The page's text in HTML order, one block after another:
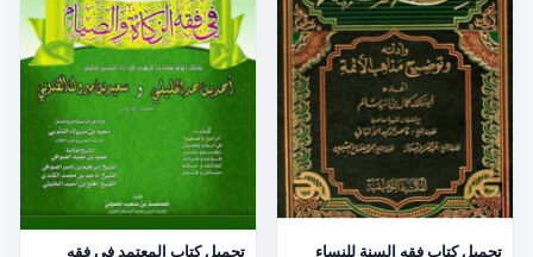
تحميل كتاب فقه السنة للنساء
تحميل كتاب المعتمد في فقه